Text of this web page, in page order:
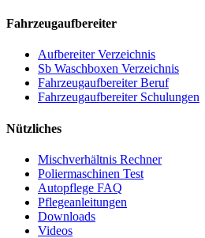
Fahrzeugaufbereiter
Aufbereiter Verzeichnis
Sb Waschboxen Verzeichnis
Fahrzeugaufbereiter Beruf
Fahrzeugaufbereiter Schulungen
Nützliches
Mischverhältnis Rechner
Poliermaschinen Test
Autopflege FAQ
Pflegeanleitungen
Downloads
Videos